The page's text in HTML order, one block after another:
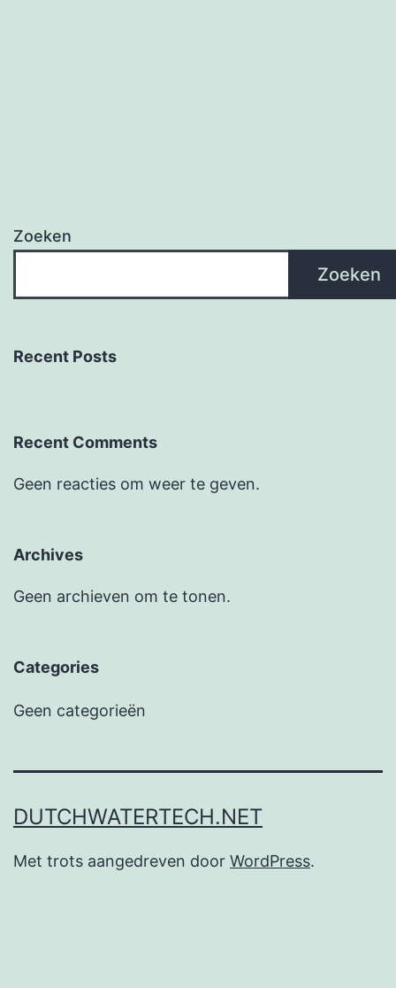
Zoeken
Zoeken
Recent Posts
Recent Comments
Geen reacties om weer te geven.
Archives
Geen archieven om te tonen.
Categories
Geen categorieën
DUTCHWATERTECH.NET
Met trots aangedreven door WordPress.